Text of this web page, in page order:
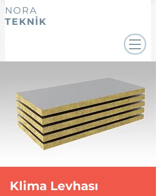
NORA
TEKNİK
Klima Levhası